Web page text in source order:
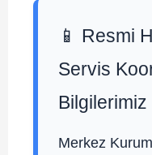
📱 Resmi
Servis
Bilgilerimiz
Merkez